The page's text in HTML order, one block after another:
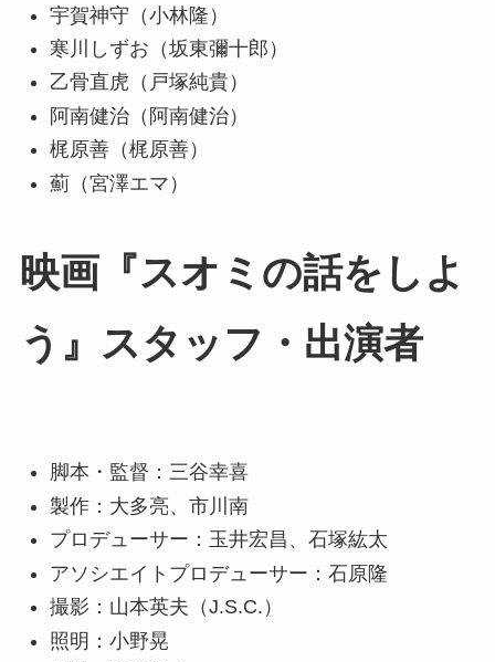
宇賀神守（小林隆）
寒川しずお（坂東彌十郎）
乙骨直虎（戸塚純貴）
阿南健治（阿南健治）
梶原善（梶原善）
薊（宮澤エマ）
映画『スオミの話をしよ
う』スタッフ・出演者
脚本・監督：三谷幸喜
製作：大多亮、市川南
プロデューサー：玉井宏昌、石塚紘太
アソシエイトプロデューサー：石原隆
撮影：山本英夫（J.S.C.）
照明：小野晃